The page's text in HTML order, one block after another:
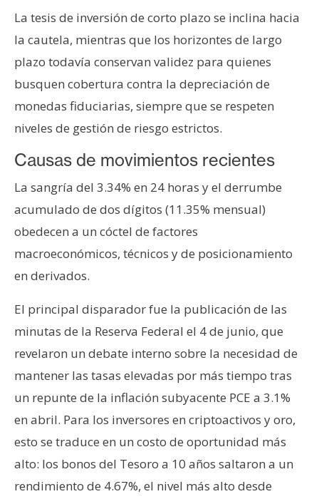
La tesis de inversión de corto plazo se inclina hacia
la cautela, mientras que los horizontes de largo
plazo todavía conservan validez para quienes
busquen cobertura contra la depreciación de
monedas fiduciarias, siempre que se respeten
niveles de gestión de riesgo estrictos.
Causas de movimientos recientes
La sangría del 3.34% en 24 horas y el derrumbe
acumulado de dos dígitos (11.35% mensual)
obedecen a un cóctel de factores
macroeconómicos, técnicos y de posicionamiento
en derivados.
El principal disparador fue la publicación de las
minutas de la Reserva Federal el 4 de junio, que
revelaron un debate interno sobre la necesidad de
mantener las tasas elevadas por más tiempo tras
un repunte de la inflación subyacente PCE a 3.1%
en abril. Para los inversores en criptoactivos y oro,
esto se traduce en un costo de oportunidad más
alto: los bonos del Tesoro a 10 años saltaron a un
rendimiento de 4.67%, el nivel más alto desde